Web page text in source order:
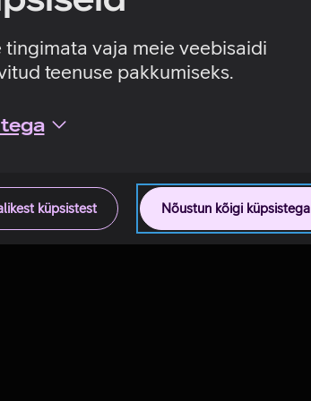
tingimata vaja meie veebisaidi
teenuse pakkumiseks.
Nõustun kõigi küpsistega
küpsistest